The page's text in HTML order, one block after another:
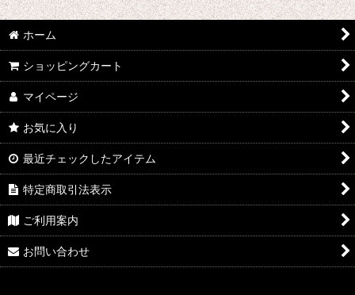
絞り込む
さ行 コスプレ衣装 (全商品)
千銃士
戦刻ナイトブラッド
地縛少年花子くん
ゾンビランドサガ
ジョジョの奇妙な冒険
さばげぶっ!
スーパーマリオブラザーズ
ホーム
ショッピングカート
マイページ
お気に入り
最近チェックしたアイテム
特定商取引法表示
ご利用案内
お問い合わせ